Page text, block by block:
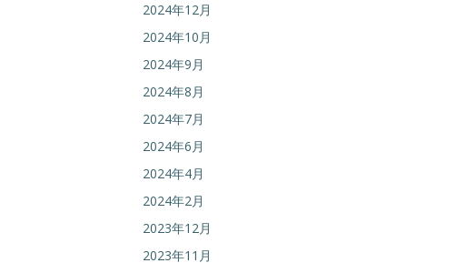
2024年12月
2024年10月
2024年9月
2024年8月
2024年7月
2024年6月
2024年4月
2024年2月
2023年12月
2023年11月